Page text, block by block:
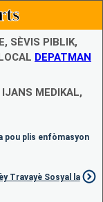
SÈVIS PIBLIK,
DEPATMAN
MEDIKAL,
pou plis enfòmasyon
Travayè Sosyal la